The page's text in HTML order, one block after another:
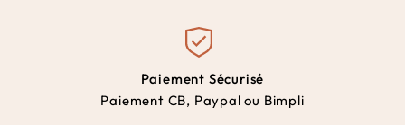
Paiement Sécurisé
Paiement CB, Paypal ou Bimpli